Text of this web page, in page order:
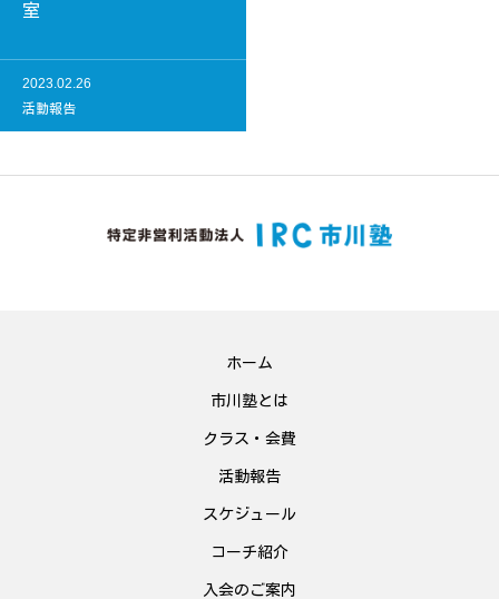
室
2023.02.26
活動報告
ホーム
市川塾とは
クラス・会費
活動報告
スケジュール
コーチ紹介
入会のご案内